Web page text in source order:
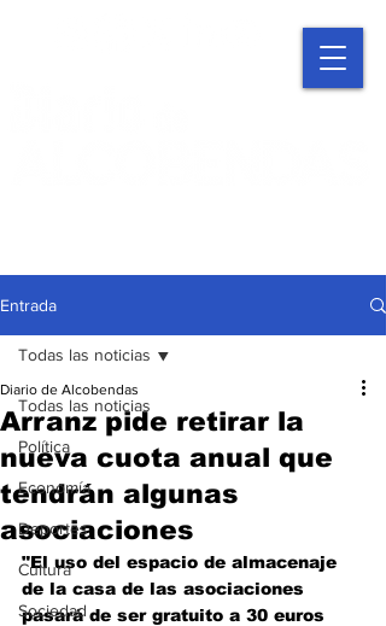
Entrada
Todas las noticias
Política
Economía
Deportes
Cultura
Sociedad
Todas las noticias
Arranz pide retirar la
nueva cuota anual que
tendrán algunas
asociaciones
Diario de Alcobendas
"El uso del espacio de almacenaje
de la casa de las asociaciones
pasará de ser gratuito a 30 euros